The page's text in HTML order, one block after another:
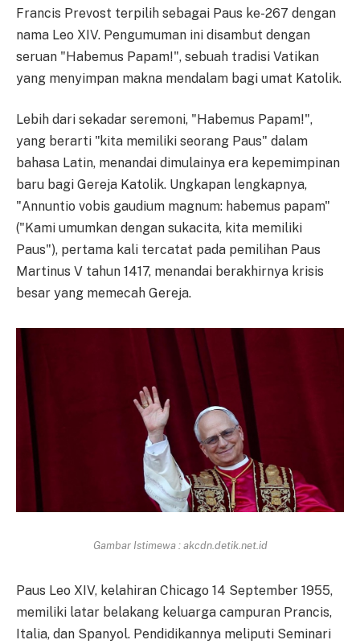
Francis Prevost terpilih sebagai Paus ke-267 dengan
nama Leo XIV. Pengumuman ini disambut dengan
seruan "Habemus Papam!", sebuah tradisi Vatikan
yang menyimpan makna mendalam bagi umat Katolik.
Lebih dari sekadar seremoni, "Habemus Papam!",
yang berarti "kita memiliki seorang Paus" dalam
bahasa Latin, menandai dimulainya era kepemimpinan
baru bagi Gereja Katolik. Ungkapan lengkapnya,
"Annuntio vobis gaudium magnum: habemus papam"
("Kami umumkan dengan sukacita, kita memiliki
Paus"), pertama kali tercatat pada pemilihan Paus
Martinus V tahun 1417, menandai berakhirnya krisis
besar yang memecah Gereja.
Gambar Istimewa : akcdn.detik.net.id
Paus Leo XIV, kelahiran Chicago 14 September 1955,
memiliki latar belakang keluarga campuran Prancis,
Italia, dan Spanyol. Pendidikannya meliputi Seminari